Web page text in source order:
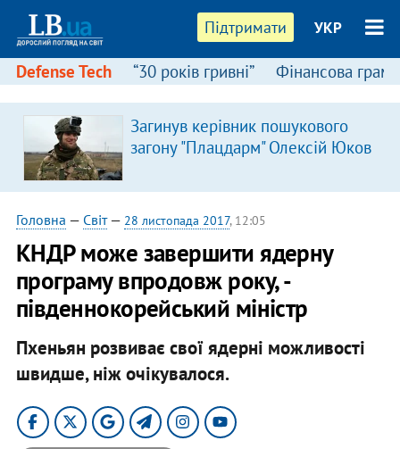
Підтримати УКР
Defense Tech “30 років гривні” Фінансова
Загинув керівник пошукового
загону "Плацдарм" Олексій Юков
Головна — Світ— 28 листопада 2017, 12:05
КНДР може завершити ядерну
програму впродовж року, -
південнокорейський міністр
Пхеньян розвиває свої ядерні можливості
швидше, ніж очікувалося.